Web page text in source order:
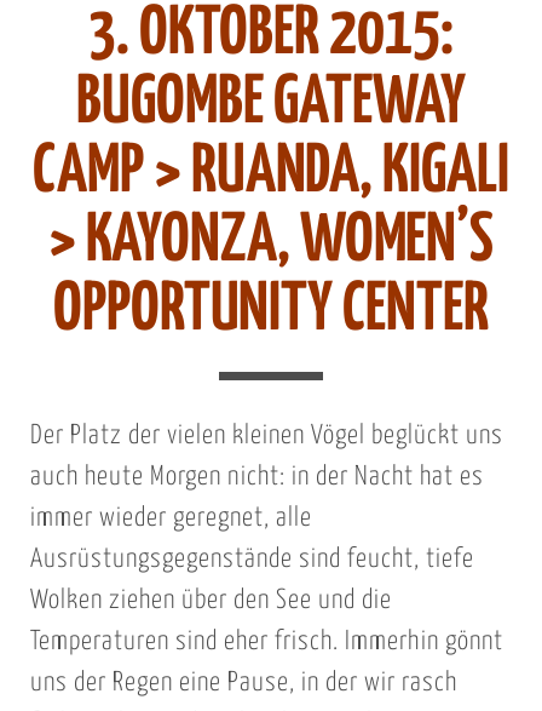
3. OKTOBER 2015:
BUGOMBE GATEWAY
CAMP > RUANDA, KIGALI
> KAYONZA, WOMEN’S
OPPORTUNITY CENTER
Der Platz der vielen kleinen Vögel beglückt uns
auch heute Morgen nicht: in der Nacht hat es
immer wieder geregnet, alle
Ausrüstungsgegenstände sind feucht, tiefe
Wolken ziehen über den See und die
Temperaturen sind eher frisch. Immerhin gönnt
uns der Regen eine Pause, in der wir rasch